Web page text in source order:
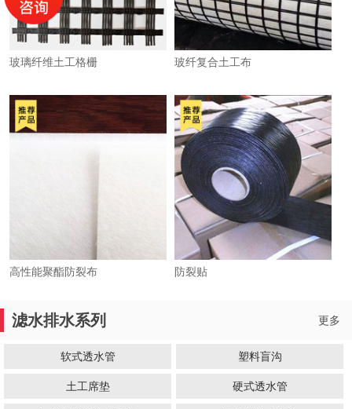
玻璃纤维土工格栅 玻纤复合土工布
高性能聚酯防裂布 防裂贴
滤水排水系列 更多
软式透水管 塑料盲沟
土工席垫 硬式透水管